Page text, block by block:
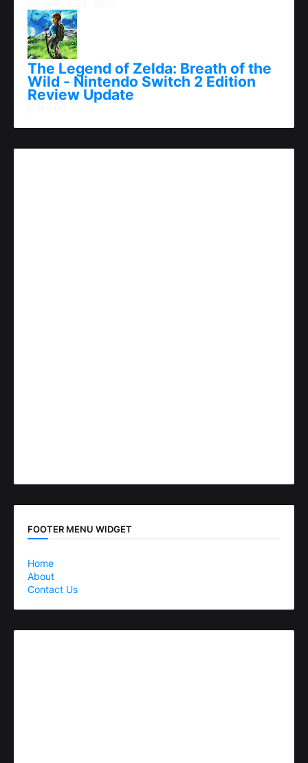
The Legend of Zelda: Breath of the
Wild - Nintendo Switch 2 Edition
Review Update
FOOTER MENU WIDGET
Home
About
Contact Us